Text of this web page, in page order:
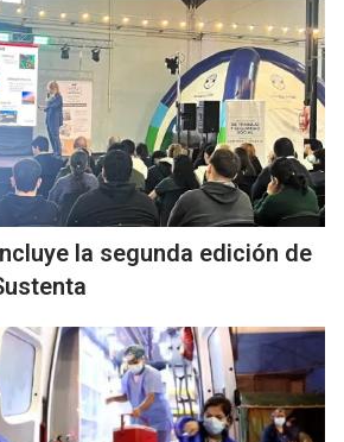
la segunda edición de